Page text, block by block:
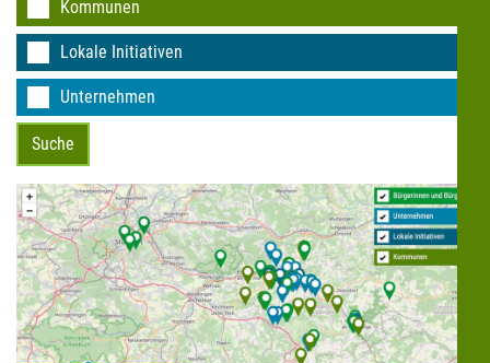
Kommunen
Lokale Initiativen
Unternehmen
KEINE DATEN VORHANDEN